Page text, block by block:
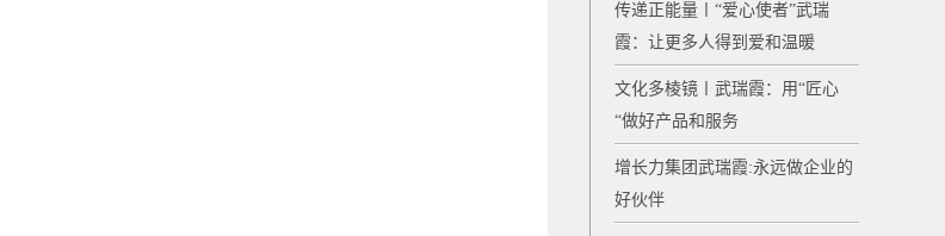
传递正能量〡“爱心使者”武瑞
霞：让更多人得到爱和温暖
文化多棱镜〡武瑞霞：用“匠心
“做好产品和服务
增长力集团武瑞霞:永远做企业的
好伙伴